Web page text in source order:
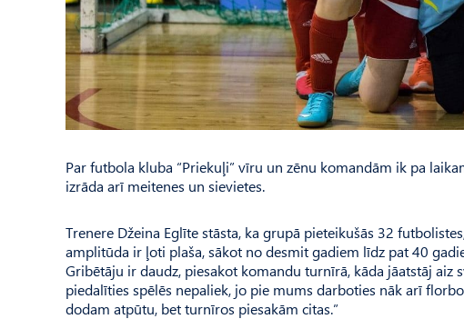
Par futbola kluba “Priekuļi” vīru un zēnu komandām ik pa
izrāda arī meitenes un sievietes.
Trenere Džeina Eglīte stāsta, ka grupā pieteikušās 32
amplitūda ir ļoti plaša, sākot no desmit gadiem līdz pat 40
Gribētāju ir daudz, piesakot komandu turnīrā, kāda jāatstāj aiz
piedalīties spēlēs nepaliek, jo pie mums darboties nāk arī
dodam atpūtu, bet turnīros piesakām citas.”